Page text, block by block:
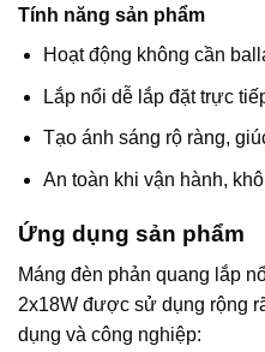
Tính năng sản phẩm
Hoạt động không cần
Lắp nổi dễ lắp đặt trực
Tạo ánh sáng rộ ràng,
An toàn khi vận hành,
Ứng dụng sản phẩm
Máng đèn phản quang lắp
2x18W được sử dụng rộng
dụng và công nghiệp: